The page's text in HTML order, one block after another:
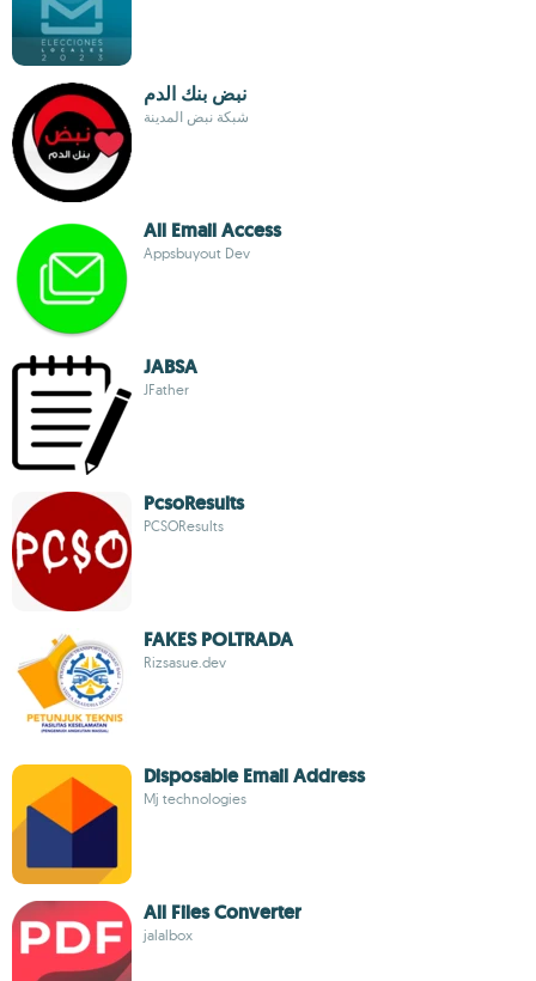
نبض بنك الدم
شبكة نبض المدينة
All Email Access
Appsbuyout Dev
JABSA
JFather
PcsoResults
PCSOResults
FAKES POLTRADA
Rizsasue.dev
Disposable Email Address
Mj technologies
All Files Converter
jalalbox